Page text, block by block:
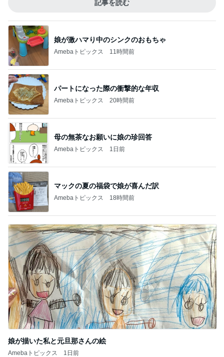
記事を読む
娘が激ハマり中のシンクのおもちゃ
Amebaトピックス 11時間前
パートになった際の衝撃的な年収
Amebaトピックス 20時間前
母の無茶なお願いに娘の珍回答
Amebaトピックス 1日前
マックの夏の福袋で娘が喜んだ訳
Amebaトピックス 18時間前
娘が描いた私と元旦那さんの絵
Amebaトピックス 1日前